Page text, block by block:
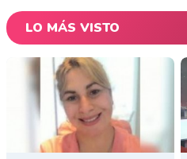
LO MÁS VISTO